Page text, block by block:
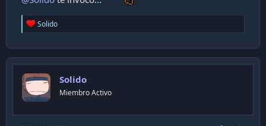
R
e
c
t
o
n
s
Solido
Solido
Miembro Activo